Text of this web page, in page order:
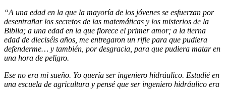
“A una edad en la que la mayoría de los jóvenes se esfuerzan por
desentrañar los secretos de las matemáticas y los misterios de la
Biblia; a una edad en la que florece el primer amor; a la tierna
edad de dieciséis años, me entregaron un rifle para que pudiera
defenderme… y también, por desgracia, para que pudiera matar en
una hora de peligro.
Ese no era mi sueño. Yo quería ser ingeniero hidráulico. Estudié en
una escuela de agricultura y pensé que ser ingeniero hidráulico era